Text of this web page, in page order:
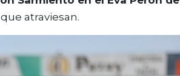
atraviesan.